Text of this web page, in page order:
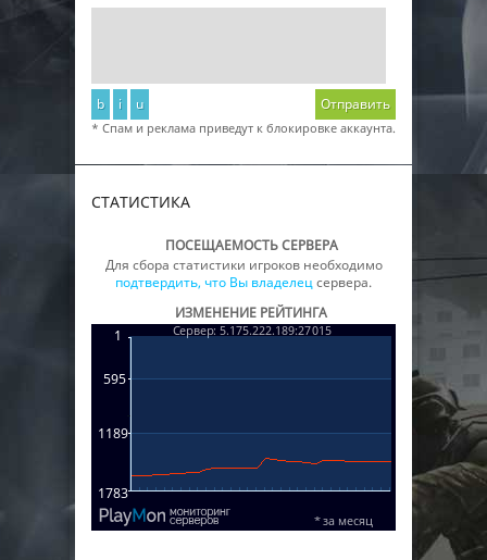
b i u Отправить
* Спам и реклама приведут к блокировке аккаунта.
СТАТИСТИКА
ПОСЕЩАЕМОСТЬ СЕРВЕРА
Для сбора статистики игроков необходимо
подтвердить, что Вы владелецсервера.
ИЗМЕНЕНИЕ РЕЙТИНГА